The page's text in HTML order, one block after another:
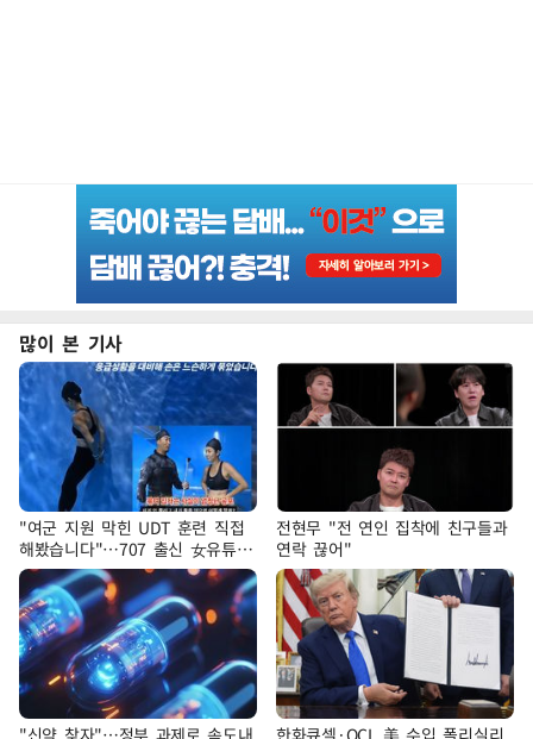
많이 본 기사
"여군 지원 막힌 UDT 훈련 직접
해봤습니다"…707 출신 女유튜버
'완벽 소화'
전현무 "전 연인 집착에 친구들과
연락 끊어"